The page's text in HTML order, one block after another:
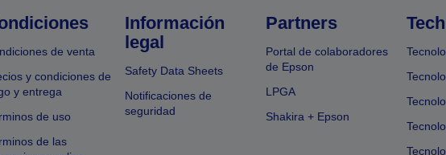
de venta
y condiciones de
y entrega
de uso
de las
Información
legal
Safety Data Sheets
Notificaciones de
seguridad
Partners
Portal de colaboradores
de Epson
LPGA
Shakira + Epson